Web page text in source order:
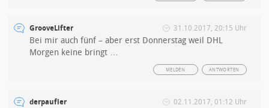
GrooveLifter 31.10.2017, 20:15 Uhr
Bei mir auch fünf – aber erst Donnerstag weil DHL
Morgen keine bringt …
ANTWORTEN
MELDEN
derpaufler 02.11.2017, 01:12 Uhr